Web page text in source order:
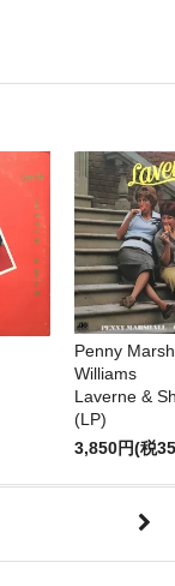
Penny
Williams
Laverne &
(LP)
3,850円(税